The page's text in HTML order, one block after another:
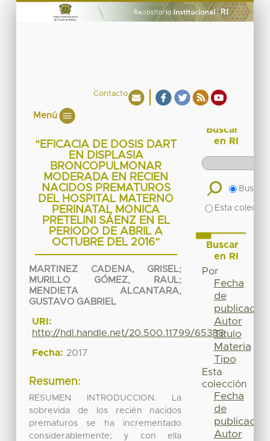
Contacto
Menú
“EFICACIA DE DOSIS DART
EN DISPLASIA
BRONCOPULMONAR
MODERADA EN RECIEN
NACIDOS PREMATUROS
DEL HOSPITAL MATERNO
PERINATAL MONICA
PRETELINI SÁENZ EN EL
PERIODO DE ABRIL A
OCTUBRE DEL 2016”
MARTINEZ CADENA, GRISEL;
MURILLO GÓMEZ, RAUL;
MENDIETA ALCANTARA,
GUSTAVO GABRIEL
URI:
http://hdl.handle.net/20.500.11799/65388
Fecha: 2017
Resumen:
RESUMEN INTRODUCCION. La
sobrevida de los recién nacidos
prematuros se ha incrementado
considerablemente; y con ella
Buscar
en RI
Buscar
Esta
Buscar
en RI
Por
Fecha
de
publicación
Autor
Título
Materia
Tipo
Esta
colección
Fecha
de
publicación
Autor